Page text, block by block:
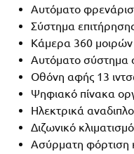
Αυτόματο
Σύστημα
Κάμερα 360 μοιρών
Αυτόματο σύστημα
Οθόνη αφής 13
Ψηφιακό πίνακα
Ηλεκτρικά
Διζωνικό κλιματισμό
Ασύρματη φόρτιση